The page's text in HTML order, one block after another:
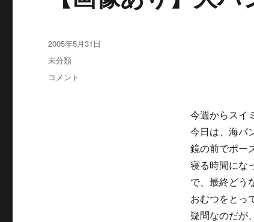
今週からスイ
今日は、海パ
鏡の前でポー
寝る時間にな
で、最終どう
おむつをとっ
疑問なのだが
投
稿
日:
2005年5月31日
カ
ゴ
未分類
【画
コメント